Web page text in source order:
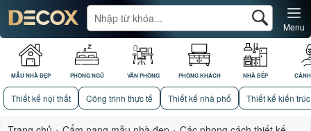
MẪU NHÀ ĐẸP PHÒNG NGỦ VĂN PHÒNG PHÒNG KHÁCH NHÀ BẾP
Menu
Thiết kế nội thất Công trình thực tế Thiết kế nhà phố Thiết kế kiến trúc